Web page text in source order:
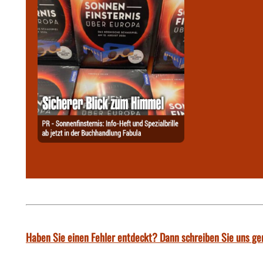
Haben Sie einen Fehler entdeckt? Dann schreiben Sie uns